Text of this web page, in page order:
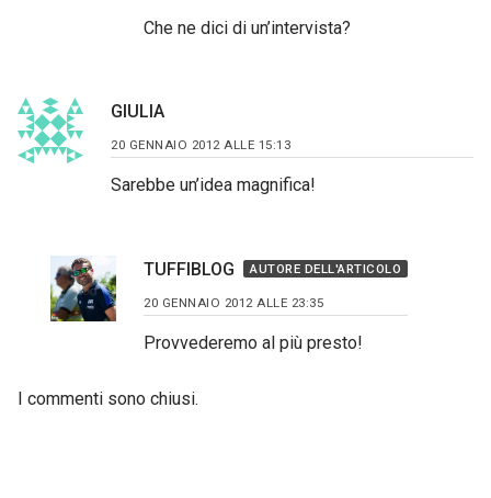
Che ne dici di un’intervista?
GIULIA
20 GENNAIO 2012 ALLE 15:13
Sarebbe un’idea magnifica!
TUFFIBLOG AUTORE DELL'ARTICOLO
20 GENNAIO 2012 ALLE 23:35
Provvederemo al più presto!
I commenti sono chiusi.